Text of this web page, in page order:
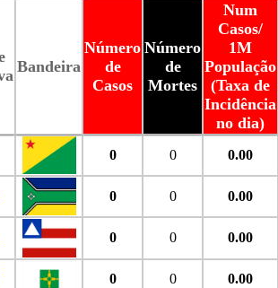
Bandeira
Número
de
Casos
Número
de
Mortes
Num
Casos/
1M
População
(Taxa de
Incidência
no dia)
0 0 0.00
0 0 0.00
0 0 0.00
0 0 0.00